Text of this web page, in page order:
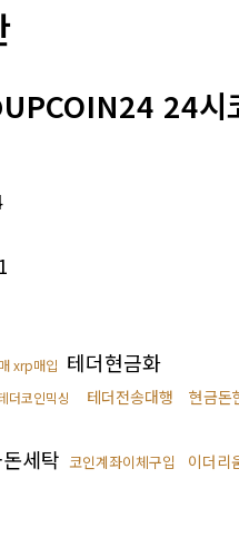
24시
xrp매입 테더현금화
더코인믹싱 테더전송대행 현금돈
세탁 코인계좌이체구입 이더리